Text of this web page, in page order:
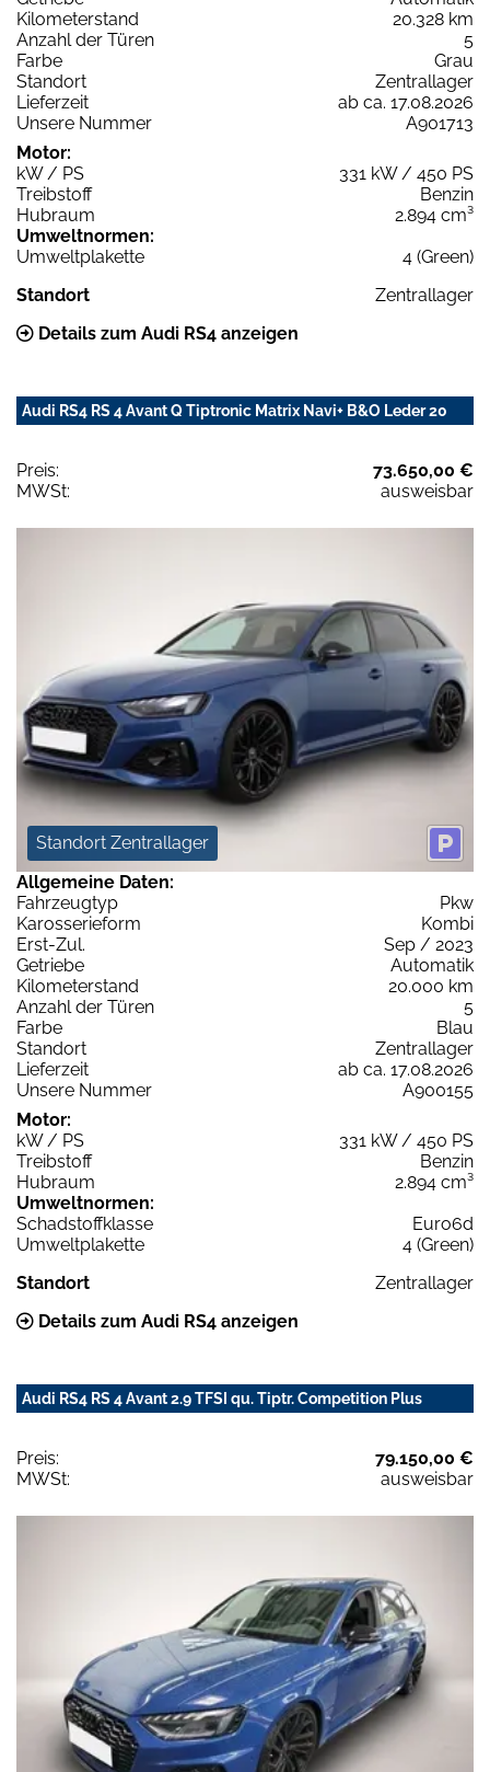
Kilometerstand
20.328 km
Anzahl der Türen
5
Farbe
Grau
Standort
Zentrallager
Lieferzeit
ab ca. 17.08.2026
Unsere Nummer
A901713
Motor:
kW / PS
331 kW / 450 PS
Treibstoff
Benzin
Hubraum
2.894 cm³
Umweltnormen:
Umweltplakette
4 (Green)
Standort
Zentrallager
Details zum Audi RS4 anzeigen
Audi RS4 RS 4 Avant Q Tiptronic Matrix Navi+ B&O Leder 20
Preis:
73.650,00 €
MWSt:
ausweisbar
Standort Zentrallager
Allgemeine Daten:
Fahrzeugtyp
Pkw
Karosserieform
Kombi
Erst-Zul.
Sep / 2023
Getriebe
Automatik
Kilometerstand
20.000 km
Anzahl der Türen
5
Farbe
Blau
Standort
Zentrallager
Lieferzeit
ab ca. 17.08.2026
Unsere Nummer
A900155
Motor:
kW / PS
331 kW / 450 PS
Treibstoff
Benzin
Hubraum
2.894 cm³
Umweltnormen:
Schadstoffklasse
Euro6d
Umweltplakette
4 (Green)
Standort
Zentrallager
Details zum Audi RS4 anzeigen
Audi RS4 RS 4 Avant 2.9 TFSI qu. Tiptr. Competition Plus
Preis:
79.150,00 €
MWSt:
ausweisbar